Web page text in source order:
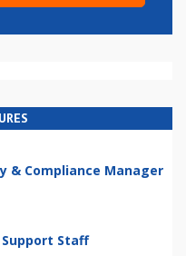
& Compliance Manager
Support Staff